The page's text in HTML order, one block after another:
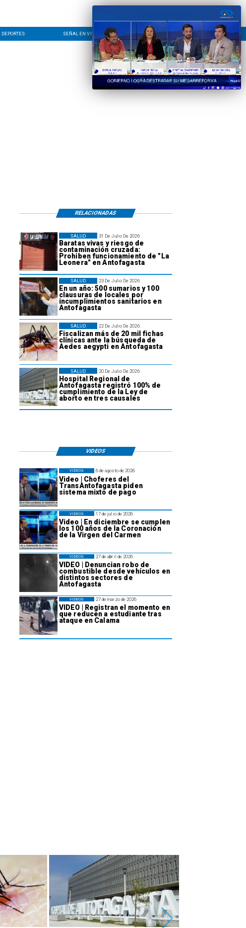
DEPORTES SEÑAL EN VIVO CONTACTO LÍNEA EDITORIAL
31 De Julio De 2026
Baratas vivas y riesgo de
contaminación cruzada:
Prohiben funcionamiento de "La
Leonera" en Antofagasta
SALUD
23 De Julio De 2026
En un año: 500 sumarios y 100
clausuras de locales por
incumplimientos sanitarios en
Antofagasta
SALUD
22 De Julio De 2026
Fiscalizan más de 20 mil fichas
clínicas ante la búsqueda de
Aedes aegypti en Antofagasta
SALUD
20 De Julio De 2026
Hospital Regional de
Antofagasta registró 100% de
cumplimiento de la Ley de
aborto en tres causales
SALUD
RELACIONADAS
VIDEOS
6 de agosto de 2026
Video | Choferes del
TransAntofagasta piden
sistema mixto de pago
VIDEOS
17 de julio de 2026
Video | En diciembre se cumplen
los 100 años de la Coronación
de la Virgen del Carmen
VIDEOS
27 de abril de 2026
VIDEO | Denuncian robo de
combustible desde vehículos en
distintos sectores de
Antofagasta
VIDEOS
27 de marzo de 2026
VIDEO | Registran el momento en
que reducen a estudiante tras
ataque en Calama
VIDEOS